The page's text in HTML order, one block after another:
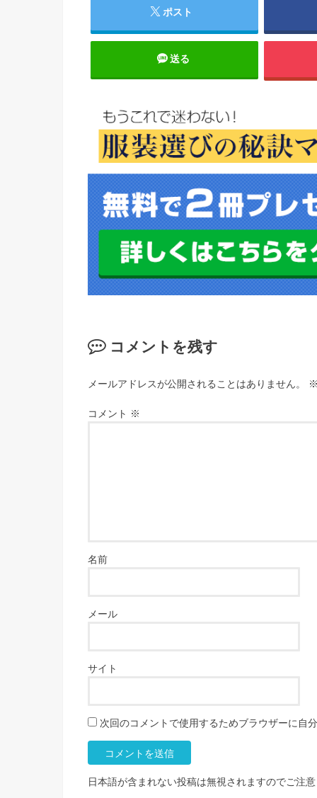
ポスト
送る
コメントを残す
メールアドレスが公開されることはありません。
コメント ※
名前
メール
サイト
次回のコメントで使用するためブラウザーに自
日本語が含まれない投稿は無視されますのでご注